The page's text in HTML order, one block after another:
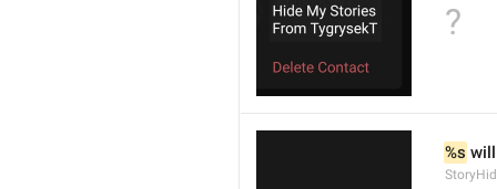
?
%s